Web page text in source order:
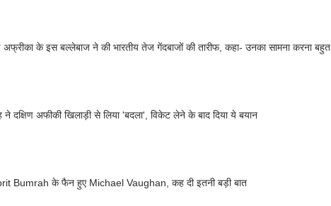
के इस बल्लेबाज ने की भारतीय तेज गेंदबाजों की तारीफ, कहा- उनका सामना करना बहुत
दक्षिण अफीकी खिलाड़ी से लिया 'बदला', विकेट लेने के बाद दिया ये बयान
Bumrah के फैन हुए Michael Vaughan, कह दी इतनी बड़ी बात